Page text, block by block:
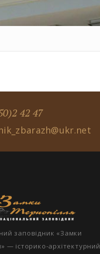
42 47
заповідник «Замки
— історико-архітектурний